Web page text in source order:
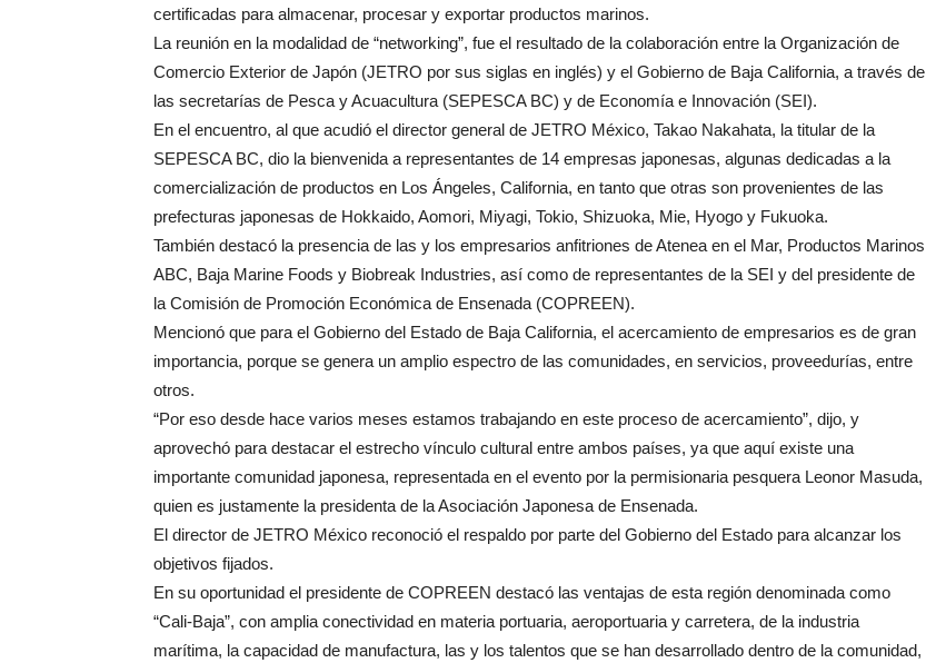
certificadas para almacenar, procesar y exportar productos marinos.
La reunión en la modalidad de “networking”, fue el resultado de la colaboración entre la Organización de
Comercio Exterior de Japón (JETRO por sus siglas en inglés) y el Gobierno de Baja California, a través de
las secretarías de Pesca y Acuacultura (SEPESCA BC) y de Economía e Innovación (SEI).
En el encuentro, al que acudió el director general de JETRO México, Takao Nakahata, la titular de la
SEPESCA BC, dio la bienvenida a representantes de 14 empresas japonesas, algunas dedicadas a la
comercialización de productos en Los Ángeles, California, en tanto que otras son provenientes de las
prefecturas japonesas de Hokkaido, Aomori, Miyagi, Tokio, Shizuoka, Mie, Hyogo y Fukuoka.
También destacó la presencia de las y los empresarios anfitriones de Atenea en el Mar, Productos Marinos
ABC, Baja Marine Foods y Biobreak Industries, así como de representantes de la SEI y del presidente de
la Comisión de Promoción Económica de Ensenada (COPREEN).
Mencionó que para el Gobierno del Estado de Baja California, el acercamiento de empresarios es de gran
importancia, porque se genera un amplio espectro de las comunidades, en servicios, proveedurías, entre
otros.
“Por eso desde hace varios meses estamos trabajando en este proceso de acercamiento”, dijo, y
aprovechó para destacar el estrecho vínculo cultural entre ambos países, ya que aquí existe una
importante comunidad japonesa, representada en el evento por la permisionaria pesquera Leonor Masuda,
quien es justamente la presidenta de la Asociación Japonesa de Ensenada.
El director de JETRO México reconoció el respaldo por parte del Gobierno del Estado para alcanzar los
objetivos fijados.
En su oportunidad el presidente de COPREEN destacó las ventajas de esta región denominada como
“Cali-Baja”, con amplia conectividad en materia portuaria, aeroportuaria y carretera, de la industria
marítima, la capacidad de manufactura, las y los talentos que se han desarrollado dentro de la comunidad,